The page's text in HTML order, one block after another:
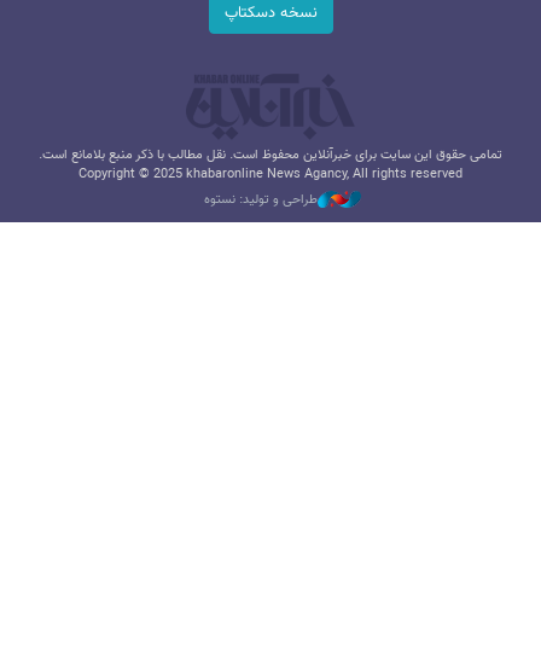
نسخه دسکتاپ
تمامی حقوق این سایت برای خبرآنلاین محفوظ است. نقل مطالب با ذکر منبع بلامانع است.
Copyright © 2025 khabaronline News Agancy, All rights reserved
طراحی و تولید: نستوه